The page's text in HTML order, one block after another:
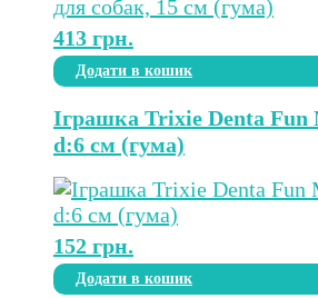
413 грн.
Додати в кошик
Іграшка Trixie Denta Fun
d:6 см (гума)
152 грн.
Додати в кошик